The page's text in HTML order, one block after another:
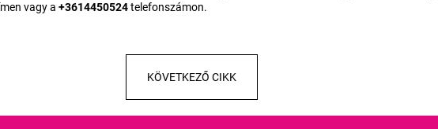
vagy a +3614450524telefonszámon.
KÖVETKEZŐ CIKK